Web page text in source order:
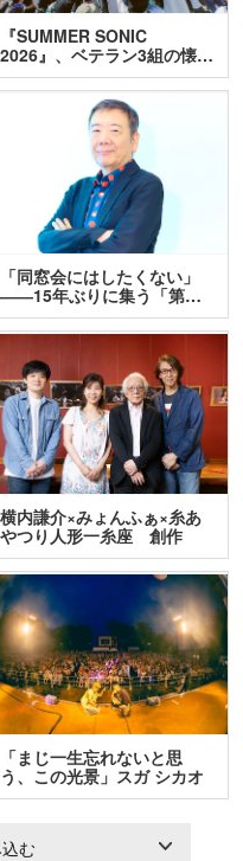
『SUMMER SONIC
2026』、ベテラン3組の懐…
「同窓会にはしたくない」
――15年ぶりに集う「第…
横内謙介×みょんふぁ×糸あ
やつり人形一糸座 創作
人…
「まじ一生忘れないと思
う、この光景」スガ シカオ
と…
む